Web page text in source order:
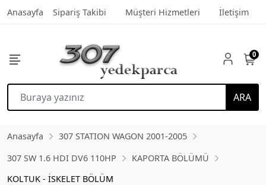
Anasayfa Sipariş Takibi Müşteri Hizmetleri İletişim
ARA
0
Anasayfa
307 STATION WAGON 2001-2005
307 SW 1.6 HDI DV6 110HP
KAPORTA BÖLÜMÜ
KOLTUK - İSKELET BÖLÜM